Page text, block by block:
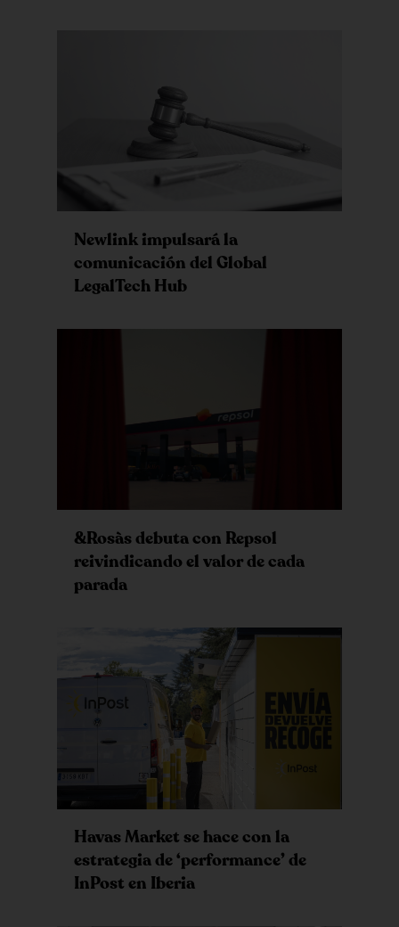
Newlink impulsará la
comunicación del Global
LegalTech Hub
&Rosàs debuta con Repsol
reivindicando el valor de cada
parada
Havas Market se hace con la
estrategia de ‘performance’ de
InPost en Iberia